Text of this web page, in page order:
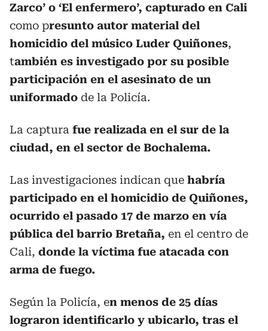
Zarco’ o ‘El enfermero’, capturado en Cali
como presunto autor material del
homicidio del músico Luder Quiñones,
también es investigado por su posible
participación en el asesinato de un
uniformado de la Policía.
La captura fue realizada en el sur de la
ciudad, en el sector de Bochalema.
Las investigaciones indican que habría
participado en el homicidio de Quiñones,
ocurrido el pasado 17 de marzo en vía
pública del barrio Bretaña, en el centro de
Cali, donde la víctima fue atacada con
arma de fuego.
Según la Policía, en menos de 25 días
lograron identificarlo y ubicarlo, tras el